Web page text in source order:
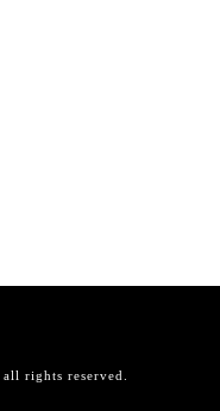
, all rights reserved.